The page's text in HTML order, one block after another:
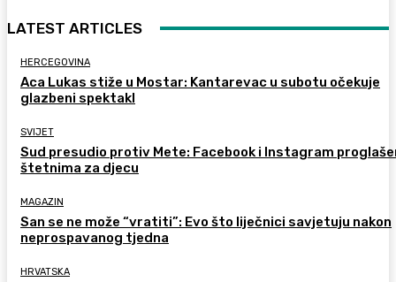
LATEST ARTICLES
HERCEGOVINA
Aca Lukas stiže u Mostar: Kantarevac u subotu očekuje
glazbeni spektakl
SVIJET
Sud presudio protiv Mete: Facebook i Instagram
štetnima za djecu
MAGAZIN
San se ne može “vratiti”: Evo što liječnici savjetuju nakon
neprospavanog tjedna
HRVATSKA